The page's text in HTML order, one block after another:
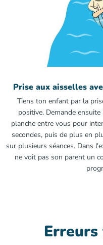
Prise aux aisselles
Tiens ton enfant par la
positive. Demande
planche entre vous pour
secondes, puis de plus en
sur plusieurs séances. Dans
ne voit pas son parent un